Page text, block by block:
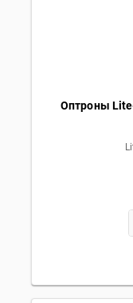
Оптроны